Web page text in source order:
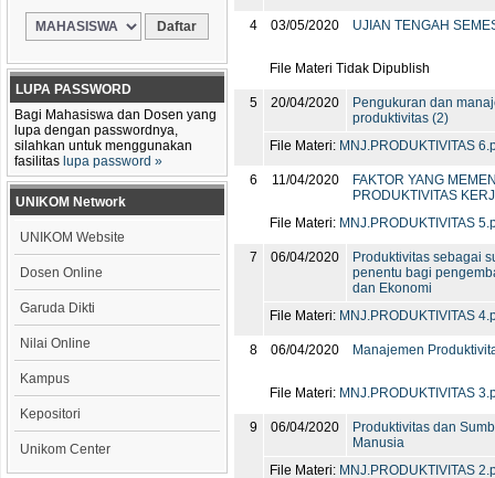
LUPA PASSWORD
Bagi Mahasiswa dan Dosen yang
lupa dengan passwordnya,
silahkan untuk menggunakan
fasilitas lupa password »
UNIKOM Network
UNIKOM Website
Dosen Online
Garuda Dikti
Nilai Online
Kampus
Kepositori
Unikom Center
4 03/05/2020 UJIAN TENGAH
File Materi Tidak Dipublish
5 20/04/2020
Pengukuran dan
produktivitas (2)
File Materi: MNJ.PRODUKTIVITAS
6 11/04/2020
FAKTOR YANG
PRODUKTIVITAS
File Materi: MNJ.PRODUKTIVITAS
7 06/04/2020
Produktivitas sebagai
penentu bagi
dan Ekonomi
File Materi: MNJ.PRODUKTIVITAS
8 06/04/2020 Manajemen
File Materi: MNJ.PRODUKTIVITAS
9 06/04/2020
Produktivitas dan
Manusia
File Materi: MNJ.PRODUKTIVITAS